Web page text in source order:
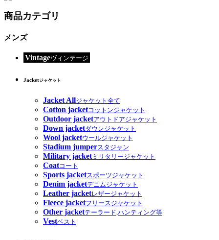
商品カテゴリ
メンズ
Vintageヴィンテージ
Jacketジャケット
Jacket Allジャケット全て
Cotton jacketコットンジャケット
Outdoor jacketアウトドアジャケット
Down jacketダウンジャケット
Wool jacketウールジャケット
Stadium jumperスタジャン
Military jacketミリタリージャケット
Coatコート
Sports jacketスポーツジャケット
Denim jacketデニムジャケット
Leather jacketレザージャケット
Fleece jacketフリースジャケット
Other jacketテーラード,ハンティング等
Vestベスト